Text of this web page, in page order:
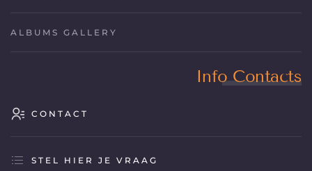
ALBUMS GALLERY
Info Contacts
CONTACT
STEL HIER JE VRAAG